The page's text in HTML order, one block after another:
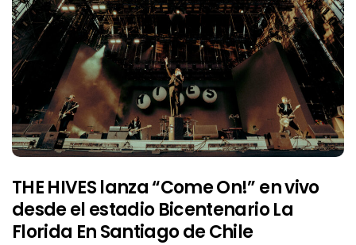
THE HIVES lanza “Come On!” en vivo
desde el estadio Bicentenario La
Florida En Santiago de Chile